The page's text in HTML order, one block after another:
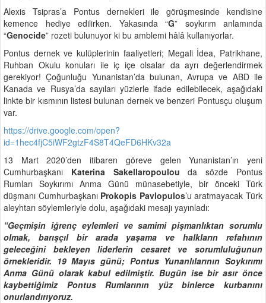
Alexis Tsipras’a Pontus dernekleri ile görüşmesinde kendisine
kemence hediye edilirken. Yakasında “G” soykırım anlamında
“Genocide” rozeti bulunuyor ki bu amblemi hâlâ kullanıyorlar.
Pontus dernek ve kulüplerinin faaliyetleri; Megali İdea, Patrikhane,
Ruhban Okulu konuları ile iç içe olsalar da ayrı değerlendirmek
gerekiyor! Çoğunluğu Yunanistan’da bulunan, Avrupa ve ABD ile
Kanada ve Rusya’da sayıları yüzlerle ifade edilebilecek, aşağıdaki
linkte bir kısmının listesi bulunan dernek ve benzeri Pontusçu oluşum
var.
https://drive.google.com/open?
id=1hec4fjC5iWF2gtzF4S8T4QeFD6HKv32a
13 Mart 2020’den itibaren göreve gelen Yunanistan’ın yeni
Cumhurbaşkanı Katerina Sakellaropoulou da sözde Pontus
Rumları Soykırımı Anma Günü münasebetiyle, bir önceki Türk
düşmanı Cumhurbaşkanı Prokopis Pavlopulos’u aratmayacak Türk
aleyhtarı söylemleriyle dolu, aşağıdaki mesajı yayınladı:
“Geçmişin iğrenç eylemleri ve samimi pişmanlıktan sorumlu
olmak, barışçıl bir arada yaşama ve halkların refahının
geleceğini bekleyen liderlerin cesaret ve sorumluluğunun
örnekleridir. 19 Mayıs günü; Pontus Yunanlılarının Soykırımı
Anma Günü olarak kabul edilmiştir. Bugün ise bir asır önce
kaybettiğimiz Pontus Rumlarının yüz binlerce kurbanını
onurlandırıyoruz.